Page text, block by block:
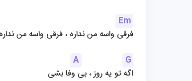
Em
فرقی واسه من نداره ، فرقی واسه من نداره
A
G
اگه تو یه روز ، بی وفا بشی